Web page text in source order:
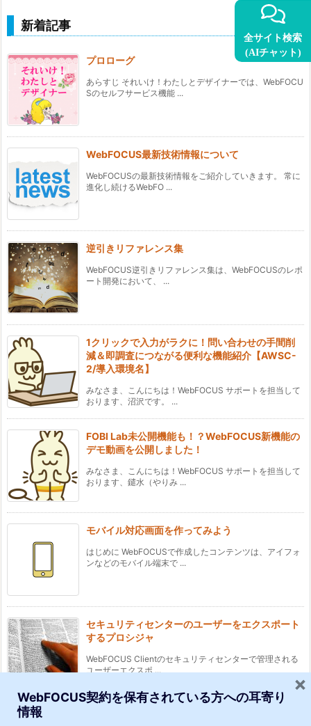
新着記事
プロローグ
あらすじ それいけ！わたしとデザイナーでは、WebFOCU
Sのセルフサービス機能 ...
WebFOCUS最新技術情報について
WebFOCUSの最新技術情報をご紹介していきます。 常に
進化し続けるWebFO ...
逆引きリファレンス集
WebFOCUS逆引きリファレンス集は、WebFOCUSのレポ
ート開発において、 ...
1クリックで入力がラクに！問い合わせの手間削
減＆即調査につながる便利な機能紹介【AWSC-
2/導入環境名】
みなさま、こんにちは！WebFOCUS サポートを担当して
おります、沼沢です。 ...
FOBI Lab未公開機能も！？WebFOCUS新機能の
デモ動画を公開しました！
みなさま、こんにちは！WebFOCUS サポートを担当して
おります、鑓水（やりみ ...
モバイル対応画面を作ってみよう
はじめに WebFOCUSで作成したコンテンツは、アイフォ
ンなどのモバイル端末で ...
セキュリティセンターのユーザーをエクスポート
するプロシジャ
WebFOCUS Clientのセキュリティセンターで管理される
ユーザーエクスポ ...
全サイト検索
(AIチャット)
WebFOCUS契約を保有されている方への耳寄り
情報
×